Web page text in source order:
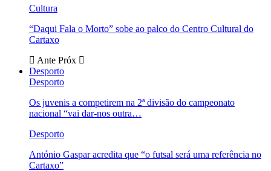
Cultura
“Daqui Fala o Morto” sobe ao palco do Centro Cultural do
Cartaxo
Ante Próx
Desporto
Desporto
Os juvenis a competirem na 2ª divisão do campeonato
nacional “vai dar-nos outra…
Desporto
António Gaspar acredita que “o futsal será uma referência no
Cartaxo”